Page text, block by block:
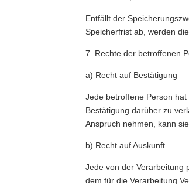
Entfällt der
Speicherfrist ab, werden
7. Rechte der betroffenen
a) Recht auf Bestätigung
Jede betroffene Person
Bestätigung darüber zu
Anspruch nehmen, kann
b) Recht auf Auskunft
Jede von der Verarbeitung
dem für die Verarbeitung